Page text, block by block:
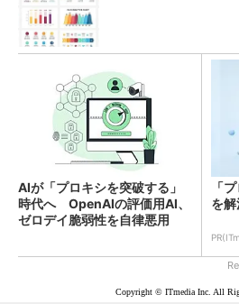
AIが「プロキシを突破する」
時代へ OpenAIの評価用AI、
ゼロデイ脆弱性を自律悪用
「
を
Copyright © ITmedia Inc. All